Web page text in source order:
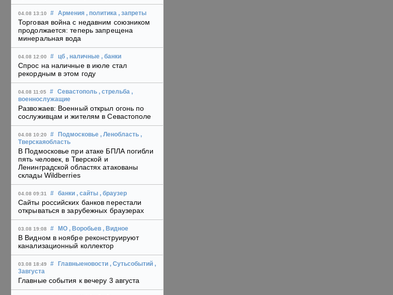
04.08 13:10 # Армения , политика , запреты
Торговая война с недавним союзником
продолжается: теперь запрещена
минеральная вода
04.08 12:00 # цб , наличные , банки
Спрос на наличные в июле стал
рекордным в этом году
04.08 11:05 # Севастополь , стрельба ,
военнослужащие
Развожаев: Военный открыл огонь по
сослуживцам и жителям в Севастополе
04.08 10:20 # Подмосковье , Ленобласть ,
Тверскаяобласть
В Подмосковье при атаке БПЛА погибли
пять человек, в Тверской и
Ленинградской областях атакованы
склады Wildberries
04.08 09:31 # банки , сайты , браузер
Сайты российских банков перестали
открываться в зарубежных браузерах
03.08 19:08 # МО , Воробьев , Видное
В Видном в ноябре реконструируют
канализационный коллектор
03.08 18:49 # Главныеновости , Сутьсобытий ,
3августа
Главные события к вечеру 3 августа